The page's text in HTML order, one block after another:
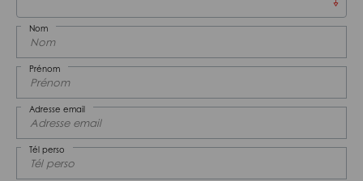
Nom
Prénom
Adresse email
Tél perso